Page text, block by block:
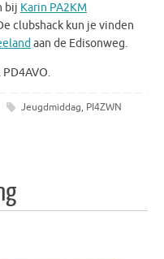
bij Karin PA2KM
clubshack kun je vinden
aan de Edisonweg.
Jeugdmiddag, PI4ZWN